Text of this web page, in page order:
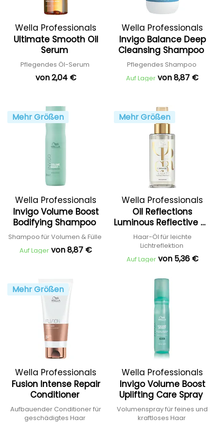
Wella Professionals
Ultimate Smooth Oil
Serum
Pflegendes Öl-Serum
von 2,04 €
Wella Professionals
Invigo Balance Deep
Cleansing Shampoo
Pflegendes Shampoo
Auf Lager von 8,87 €
Mehr Größen
Wella Professionals
Invigo Volume Boost
Bodifying Shampoo
Shampoo für Volumen & Fülle
Auf Lager von 8,87 €
Mehr Größen
Wella Professionals
Oil Reflections
Luminous Reflective Oil
Light
Haar-Öl für leichte
Lichtreflektion
Auf Lager von 5,36 €
Mehr Größen
Wella Professionals
Fusion Intense Repair
Conditioner
Aufbauender Conditioner für
geschädigtes Haar
Wella Professionals
Invigo Volume Boost
Uplifting Care Spray
Volumenspray für feines und
kraftloses Haar